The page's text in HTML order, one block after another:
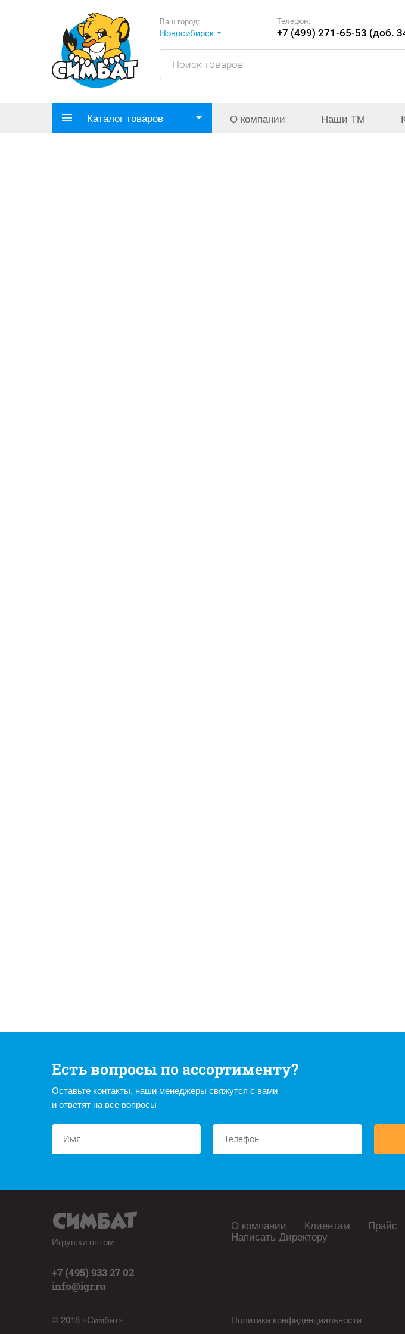
Ваш город:
Новосибирск
Телефон:
+7 (499) 271-65-53 (доб.
Каталог товаров О компании Наши ТМ
Есть вопросы по ассортименту?
Оставьте контакты, наши менеджеры свяжутся с вами
и ответят на все вопросы
Игрушки оптом
+7 (495) 933 27 02
info@igr.ru
© 2018 «Симбат»
О компании Клиентам Прайс
Написать Директору
Политика конфиденциальности